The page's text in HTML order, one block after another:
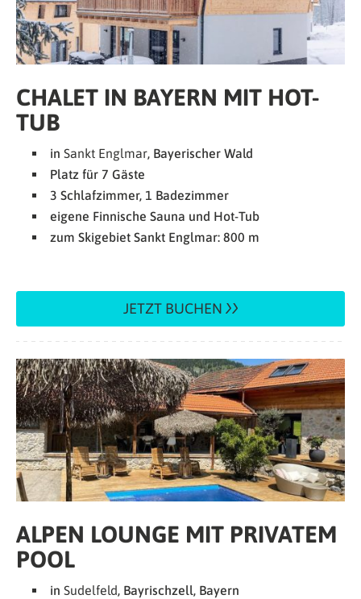
CHALET IN BAYERN MIT HOT-
TUB
in Sankt Englmar, Bayerischer Wald
Platz für 7 Gäste
3 Schlafzimmer, 1 Badezimmer
eigene Finnische Sauna und Hot-Tub
zum Skigebiet Sankt Englmar: 800 m
JETZT BUCHEN
ALPEN LOUNGE MIT PRIVATEM
POOL
in Sudelfeld, Bayrischzell, Bayern